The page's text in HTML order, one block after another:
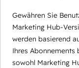
Gewähren Sie
Marketing Hub-
werden basierend
Ihres Abonnements
sowohl Marketing